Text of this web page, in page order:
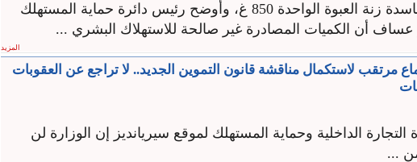
5760 عبوة مرتديلا فاسدة زنة العبوة الواحدة 850 غ، وأوضح رئيس دائرة حماية المستهلك
عساف أن الكميات المصادرة غير صالحة للاستهلاك البشري ...
المزيد
مرتقب لاستكمال مناقشة قانون التموين الجديد.. لا تراجع عن العقوبات
الداخلية وحماية المستهلك لموقع سيريانديز إن الوزارة لن
...